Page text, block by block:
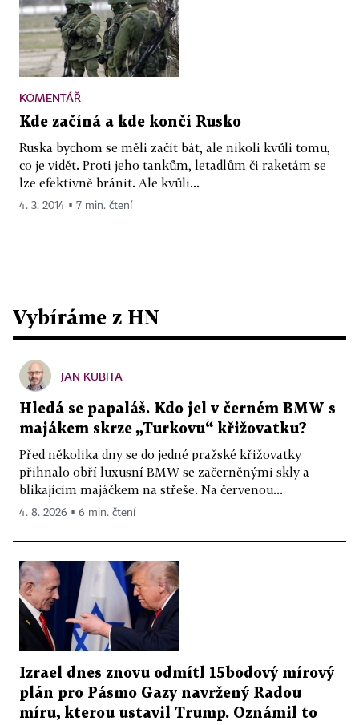
KOMENTÁŘ
Kde začíná a kde končí Rusko
Ruska bychom se měli začít bát, ale nikoli kvůli tomu,
co je vidět. Proti jeho tankům, letadlům či raketám se
lze efektivně bránit. Ale kvůli...
4. 3. 2014 ▪ 7 min. čtení
Vybíráme z HN
JAN KUBITA
Hledá se papaláš. Kdo jel v černém BMW s
majákem skrze „Turkovu“ křižovatku?
Před několika dny se do jedné pražské křižovatky
přihnalo obří luxusní BMW se začerněnými skly a
blikajícím majáčkem na střeše. Na červenou...
4. 8. 2026 ▪ 6 min. čtení
Izrael dnes znovu odmítl 15bodový mírový
plán pro Pásmo Gazy navržený Radou
míru, kterou ustavil Trump. Oznámil to